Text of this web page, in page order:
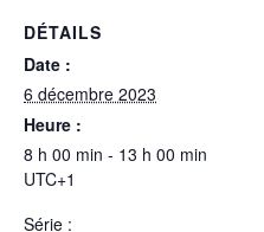
DÉTAILS
Date :
6 décembre 2023
Heure :
8 h 00 min - 13 h 00 min
UTC+1
Série :